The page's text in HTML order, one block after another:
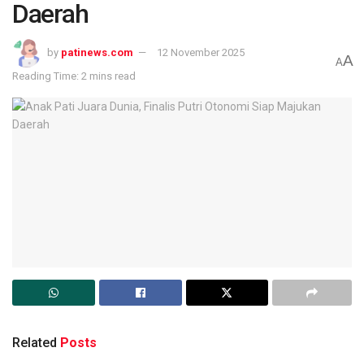
Daerah
by patinews.com
12 November 2025
Reading Time: 2 mins read
AA
Related Posts